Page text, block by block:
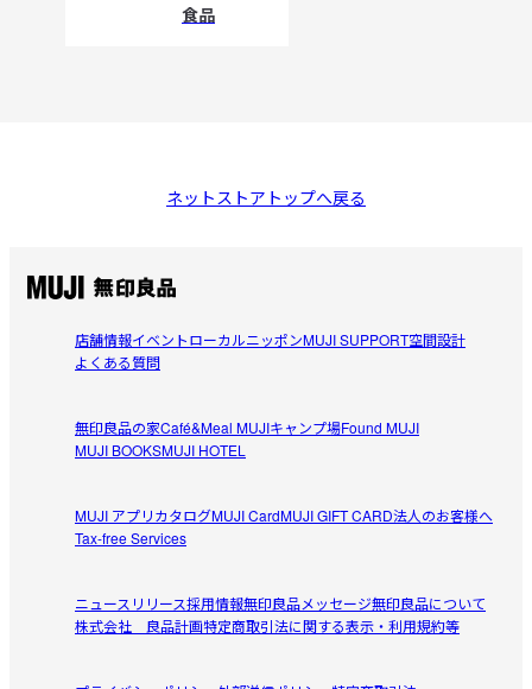
食品
ネットストアトップへ戻る
店舗情報イベントローカルニッポンMUJI SUPPORT空間設計
よくある質問
無印良品の家Café&Meal MUJIキャンプ場Found MUJI
MUJI BOOKSMUJI HOTEL
MUJI アプリカタログMUJI CardMUJI GIFT CARD法人のお客様へ
Tax-free Services
ニュースリリース採用情報無印良品メッセージ無印良品について
株式会社 良品計画特定商取引法に関する表示・利用規約等